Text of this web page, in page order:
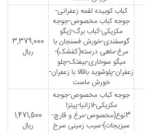
کباب کوبیده لقمه زعفرانی-
جوجه کباب مخصوص-جوجه
مکزیکی-کباب برگ-ژیگو
گوسفندی-خورش فسنجان با
مرغ-ماهی درسته(کفشک)-
میگو سوخاری-بیفتک-چلو
زعفران-پلوشوید باقالا با زعفران-
خورش ماست
3,379,000
ریال
جوجه کباب مخصوص-جوجه
مکزیکی-لازانیا-پیتزا
3نوع(مخصوص-مرغ و قارچ-
سبزیجات)-سیب زمینی سرخ
1,471,500
ریال